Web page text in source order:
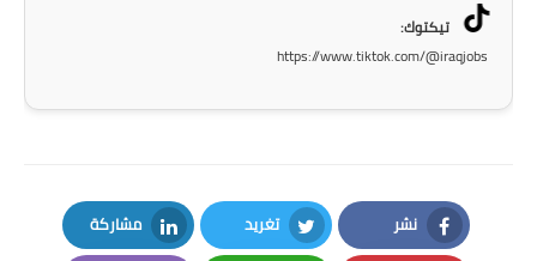
كتب مدرسية
المرحلة المتوسطة
تيكتوك:
https://www.tiktok.com/@iraqjobs
نشر
Facebook
تغريد
Twitter
مشاركة
LinkedIn